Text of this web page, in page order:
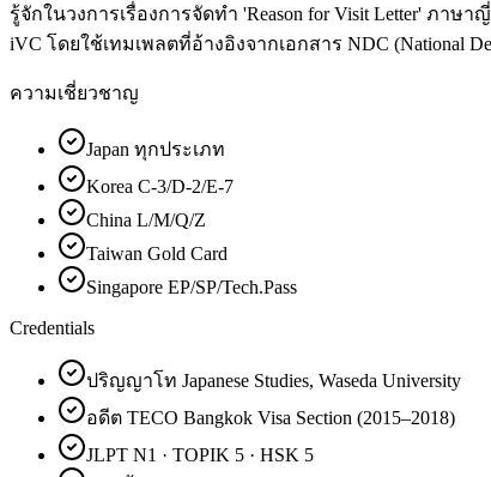
รู้จักในวงการเรื่องการจัดทำ 'Reason for Visit Letter' ภา
iVC โดยใช้เทมเพลตที่อ้างอิงจากเอกสาร NDC (National
ความเชี่ยวชาญ
Japan ทุกประเภท
Korea C-3/D-2/E-7
China L/M/Q/Z
Taiwan Gold Card
Singapore EP/SP/Tech.Pass
Credentials
ปริญญาโท Japanese Studies, Waseda University
อดีต TECO Bangkok Visa Section (2015–2018)
JLPT N1 · TOPIK 5 · HSK 5